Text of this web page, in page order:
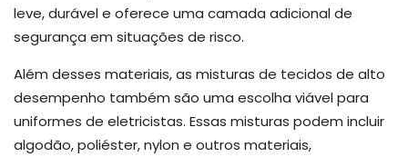
leve, durável e oferece uma camada adicional de
segurança em situações de risco.
Além desses materiais, as misturas de tecidos de alto
desempenho também são uma escolha viável para
uniformes de eletricistas. Essas misturas podem incluir
algodão, poliéster, nylon e outros materiais,